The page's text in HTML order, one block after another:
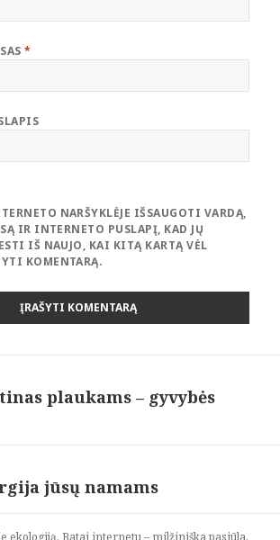
*
NARŠYKLĖJE IŠSAUGOTI VARDĄ,
IR INTERNETO PUSLAPĮ, KAD JŲ
IŠ NAUJO, KAI KITĄ KARTĄ VĖL
KOMENTARĄ.
plaukams – gyvybės
jūsų namams